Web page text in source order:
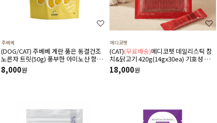
주베베
(DOG/CAT) 주베베 계란 품은 동결건조
노른자 트릿(50g) 풍부한 아미노산 함유
와 뼈건강 눈건강 모질 피부개선에 도움
주는 간식
8,000원
메디코펫
(CAT)(무료배송)메디코펫 데일리스틱 참
치&닭고기 420g(14gx30ea) 기호성 좋은
저나트륨 하루 종합 영양제 츄르
18,000원